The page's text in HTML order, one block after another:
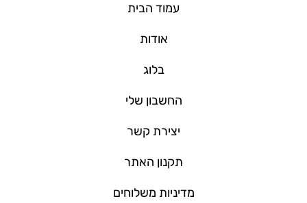
עמוד הבית
אודות
בלוג
החשבון שלי
יצירת קשר
תקנון האתר
מדיניות משלוחים